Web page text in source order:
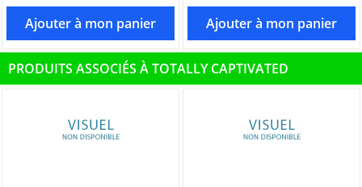
PRODUITS ASSOCIÉS À TOTALLY CAPTIVATED